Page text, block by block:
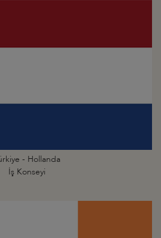
- Hollanda
İş Konseyi